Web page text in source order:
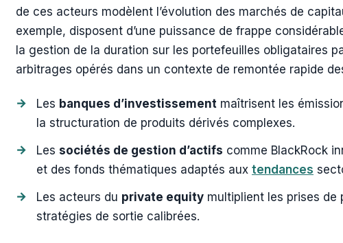
de ces acteurs modèlent l’évolution des marchés de
exemple, disposent d’une puissance de frappe
la gestion de la duration sur les portefeuilles obligataires
arbitrages opérés dans un contexte de remontée rapide
Les banques d’investissement maîtrisent les
la structuration de produits dérivés complexes.
Les sociétés de gestion d’actifs comme BlackRock
et des fonds thématiques adaptés aux tendances
Les acteurs du private equity multiplient les prises
stratégies de sortie calibrées.